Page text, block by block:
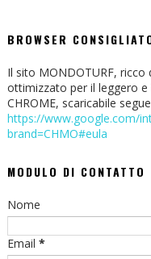
BROWSER
Il sito MONDOTURF,
ottimizzato per il leggero e
CHROME, scaricabile
https://www.google.com/
brand=CHMO#eula
MODULO DI CONTATTO
Nome
Email *